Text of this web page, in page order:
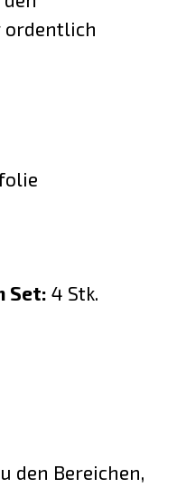
ordentlich
Set: 4 Stk.
den Bereichen,